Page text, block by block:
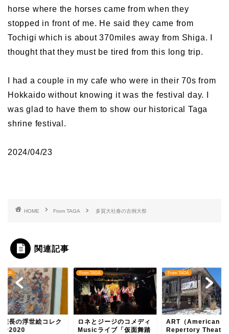
horse where the horses came from when they
stopped in front of me. He said they came from
Tochigi which is about 370miles away from Shiga. I
thought that they must be tired from this long trip.
I had a couple in my cafe who were in their 70s from
Hokkaido without knowing it was the festival day. I
was glad to have them to show our historical Taga
shrine festival.
2024/04/23
HOME From TAGA 多賀大社春の古例大祭
関連記事
TAGA
院長の浮世絵コレク
ン2020
From TAGA
ロネとジージのコメディ
Musicライブ「仮面舞踏
From TAGA
ART（American
Repertory